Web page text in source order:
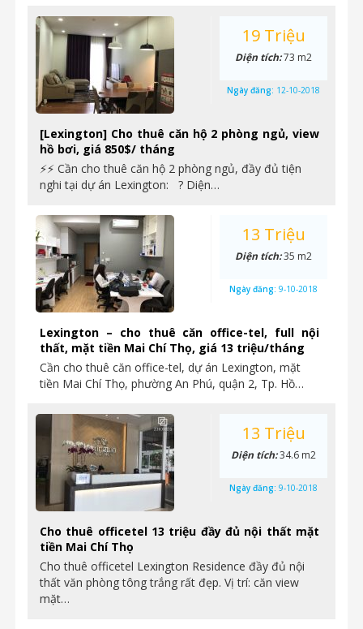
[Lexington] Cho thuê căn hộ 2 phòng ngủ, view
hồ bơi, giá 850$/ tháng
⚡⚡ Cần cho thuê căn hộ 2 phòng ngủ, đầy đủ tiện
nghi tại dự án Lexington: ? Diện…
19 Triệu
Diện tích:73 m2
Ngày đăng: 12-10-2018
Lexington – cho thuê căn office-tel, full nội
thất, mặt tiền Mai Chí Thọ, giá 13 triệu/tháng
Cần cho thuê căn office-tel, dự án Lexington, mặt
tiền Mai Chí Thọ, phường An Phú, quận 2, Tp. Hồ…
13 Triệu
Diện tích:35 m2
Ngày đăng: 9-10-2018
Cho thuê officetel 13 triệu đầy đủ nội thất mặt
tiền Mai Chí Thọ
Cho thuê officetel Lexington Residence đầy đủ nội
thất văn phòng tông trắng rất đẹp. Vị trí: căn view
mặt…
13 Triệu
Diện tích:34.6 m2
Ngày đăng: 9-10-2018